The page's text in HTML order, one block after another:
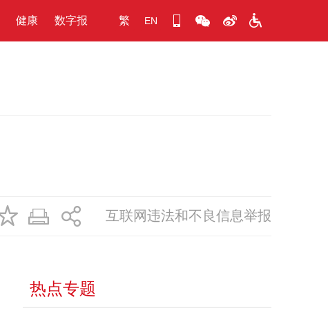
健康 数字报 繁 EN
互联网违法和不良信息举报
热点专题